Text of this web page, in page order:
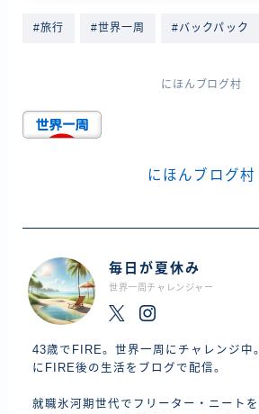
#旅行 #世界一周 #バックパック
にほんブログ村
にほんブログ村
毎日が夏休み
世界一周チャレンジャー
43歳でFIRE。世界一周にチャレンジ中
にFIRE後の生活をブログで配信。
就職氷河期世代でフリーター・ニート